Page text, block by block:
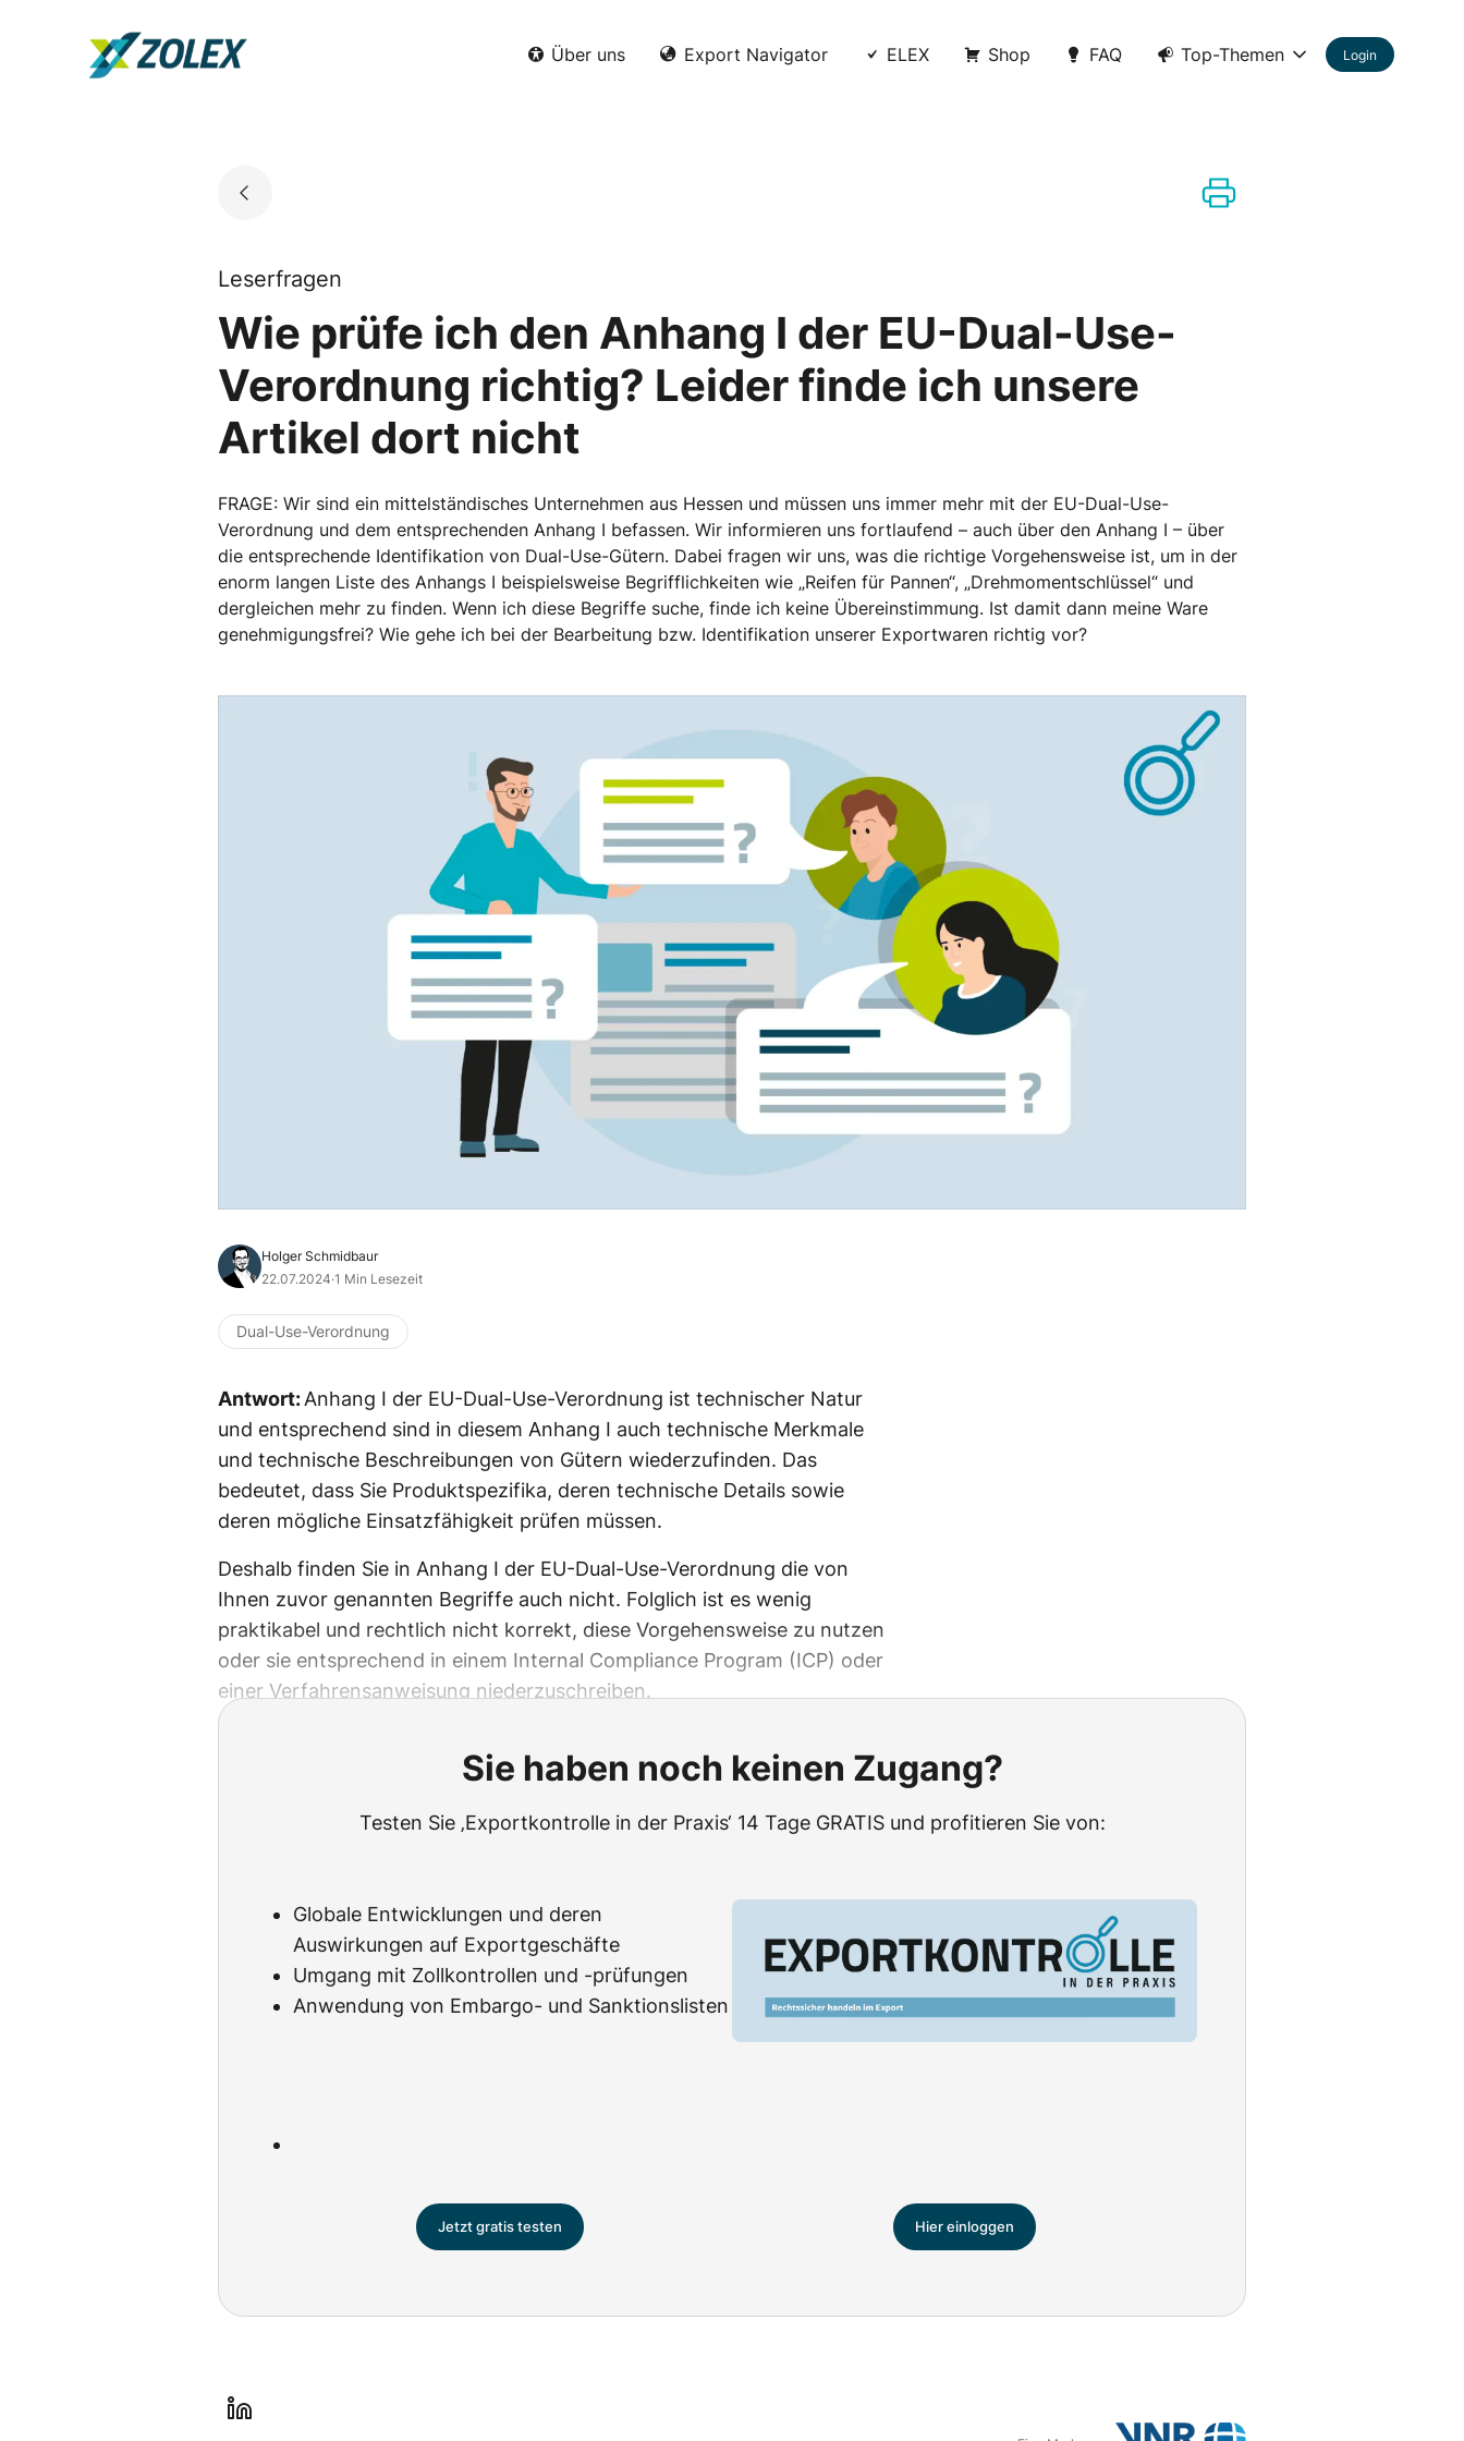
Go to landing page.
Über uns Export Navigator ELEX Shop FAQ Top-Themen Login
Leserfragen
Wie prüfe ich den Anhang I der EU-Dual-Use-
Verordnung richtig? Leider finde ich unsere
Artikel dort nicht
FRAGE: Wir sind ein mittelständisches Unternehmen aus Hessen und müssen uns immer mehr mit der EU-Dual-Use-
Verordnung und dem entsprechenden Anhang I befassen. Wir informieren uns fortlaufend – auch über den Anhang I – über
die entsprechende Identifikation von Dual-Use-Gütern. Dabei fragen wir uns, was die richtige Vorgehensweise ist, um in der
enorm langen Liste des Anhangs I beispielsweise Begrifflichkeiten wie „Reifen für Pannen“, „Drehmomentschlüssel“ und
dergleichen mehr zu finden. Wenn ich diese Begriffe suche, finde ich keine Übereinstimmung. Ist damit dann meine Ware
genehmigungsfrei? Wie gehe ich bei der Bearbeitung bzw. Identifikation unserer Exportwaren richtig vor?
Holger Schmidbaur
22.07.2024·1 Min Lesezeit
Dual-Use-Verordnung
Antwort:Anhang I der EU-Dual-Use-Verordnung ist technischer Natur
und entsprechend sind in diesem Anhang I auch technische Merkmale
und technische Beschreibungen von Gütern wiederzufinden. Das
bedeutet, dass Sie Produktspezifika, deren technische Details sowie
deren mögliche Einsatzfähigkeit prüfen müssen.
Deshalb finden Sie in Anhang I der EU-Dual-Use-Verordnung die von
Ihnen zuvor genannten Begriffe auch nicht. Folglich ist es wenig
praktikabel und rechtlich nicht korrekt, diese Vorgehensweise zu nutzen
oder sie entsprechend in einem Internal Compliance Program (ICP) oder
einer Verfahrensanweisung niederzuschreiben.
Sie haben noch keinen Zugang?
Testen Sie ‚Exportkontrolle in der Praxis‘ 14 Tage GRATIS und profitieren Sie von:
Globale Entwicklungen und deren
Auswirkungen auf Exportgeschäfte
Umgang mit Zollkontrollen und -prüfungen
Anwendung von Embargo- und Sanktionslisten
Jetzt gratis testen Hier einloggen